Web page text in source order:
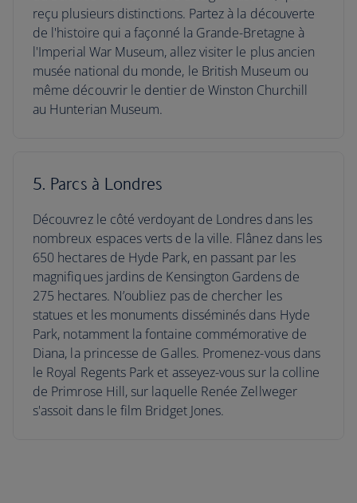
reçu plusieurs distinctions. Partez à la découverte
de l'histoire qui a façonné la Grande-Bretagne à
l'Imperial War Museum, allez visiter le plus ancien
musée national du monde, le British Museum ou
même découvrir le dentier de Winston Churchill
au Hunterian Museum.
5. Parcs à Londres
Découvrez le côté verdoyant de Londres dans les
nombreux espaces verts de la ville. Flânez dans les
650 hectares de Hyde Park, en passant par les
magnifiques jardins de Kensington Gardens de
275 hectares. N’oubliez pas de chercher les
statues et les monuments disséminés dans Hyde
Park, notamment la fontaine commémorative de
Diana, la princesse de Galles. Promenez-vous dans
le Royal Regents Park et asseyez-vous sur la colline
de Primrose Hill, sur laquelle Renée Zellweger
s'assoit dans le film Bridget Jones.